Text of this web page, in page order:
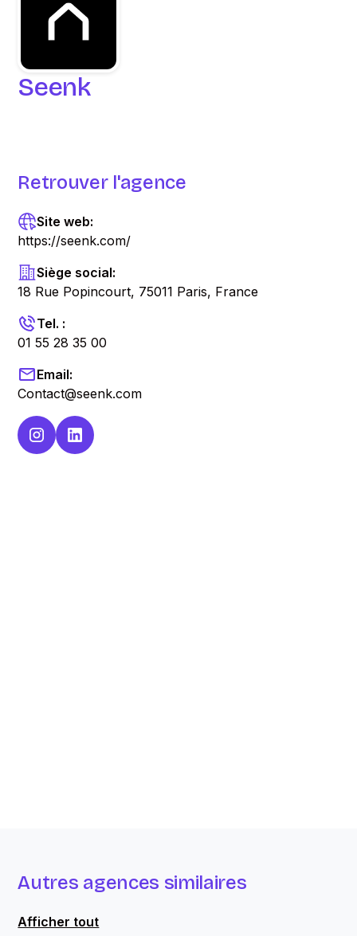
Seenk
Retrouver l'agence
Site web:
https://seenk.com/
Siège social:
18 Rue Popincourt, 75011 Paris, France
Tel. :
01 55 28 35 00
Email:
Contact@seenk.com
Autres agences similaires
Afficher tout